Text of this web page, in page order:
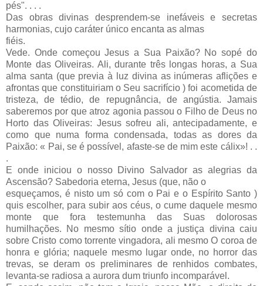
pés". . . .
Das obras divinas desprendem-se inefáveis e secretas
harmonias, cujo caráter único encanta as almas
fiéis.
Vede. Onde começou Jesus a Sua Paixão? No sopé do
Monte das Oliveiras. Ali, durante três longas horas, a Sua
alma santa (que previa à luz divina as inúmeras aflições e
afrontas que constituiriam o Seu sacrifício ) foi acometida de
tristeza, de tédio, de repugnância, de angústia. Jamais
saberemos por que atroz agonia passou o Filho de Deus no
Horto das Oliveiras: Jesus sofreu ali, antecipadamente, e
como que numa forma condensada, todas as dores da
Paixão: « Pai, se é possível, afaste-se de mim este cálix»! . .
.
E onde iniciou o nosso Divino Salvador as alegrias da
Ascensão? Sabedoria eterna, Jesus (que, não o
esqueçamos, é nisto um só com o Pai e o Espírito Santo )
quis escolher, para subir aos céus, o cume daquele mesmo
monte que fora testemunha das Suas dolorosas
humilhações. No mesmo sítio onde a justiça divina caiu
sobre Cristo como torrente vingadora, ali mesmo O coroa de
honra e glória; naquele mesmo lugar onde, no horror das
trevas, se deram os preliminares de renhidos combates,
levanta-se radiosa a aurora dum triunfo incomparável.